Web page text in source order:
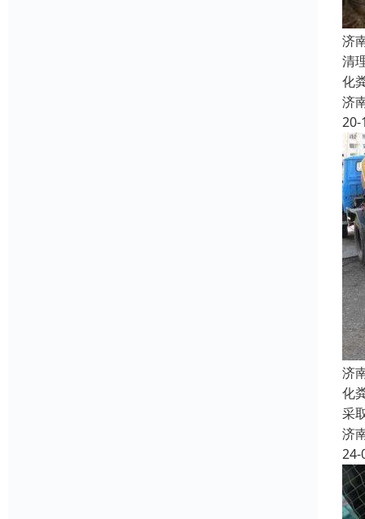
济
清
化
济
20-
济
化
采
济
24-